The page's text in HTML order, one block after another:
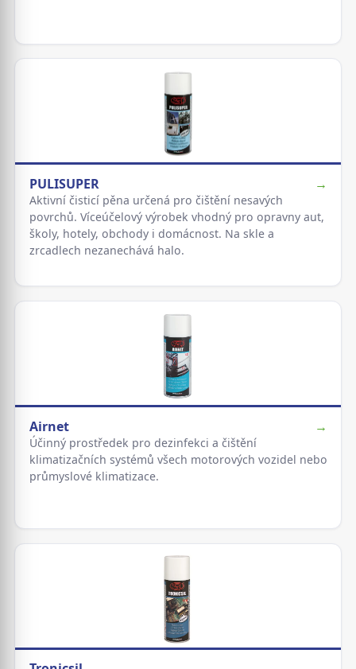
PULISUPER →
Aktivní čisticí pěna určená pro čištění nesavých
povrchů. Víceúčelový výrobek vhodný pro opravny aut,
školy, hotely, obchody i domácnost. Na skle a
zrcadlech nezanechává halo.
Airnet →
Účinný prostředek pro dezinfekci a čištění
klimatizačních systémů všech motorových vozidel nebo
průmyslové klimatizace.